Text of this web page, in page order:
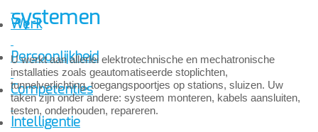
Werk
Persoonlijkheid
Competenties
Intelligentie
systemen
U werkt aan allerlei elektrotechnische en mechatronische
installaties zoals geautomatiseerde stoplichten,
tunnelverlichting, toegangspoortjes op stations, sluizen. Uw
taken zijn onder andere: systeem monteren, kabels aansluiten,
testen, onderhouden, repareren.